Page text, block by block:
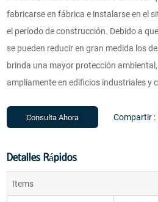
fabricarse en fábrica e instalarse en el
el período de construcción. Debido a
se pueden reducir en gran medida los
brinda una mayor protección
ampliamente en edificios industriales y
Consulta Ahora Compartir :
Detalles Rápidos
Items